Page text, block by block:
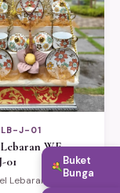
J-01
WF-
01
Lebaran
Buket
Bunga